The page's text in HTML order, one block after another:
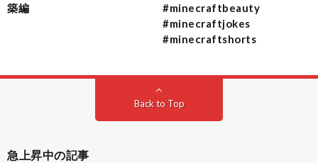
築編
#minecraftbeauty
#minecraftjokes
#minecraftshorts
Back to Top
急上昇中の記事